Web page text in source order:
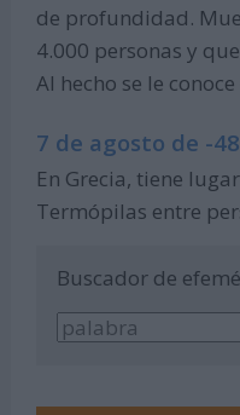
de profundidad.
4.000 personas y
Al hecho se le
7 de agosto de -
En Grecia, tiene
Termópilas entre
Buscador de